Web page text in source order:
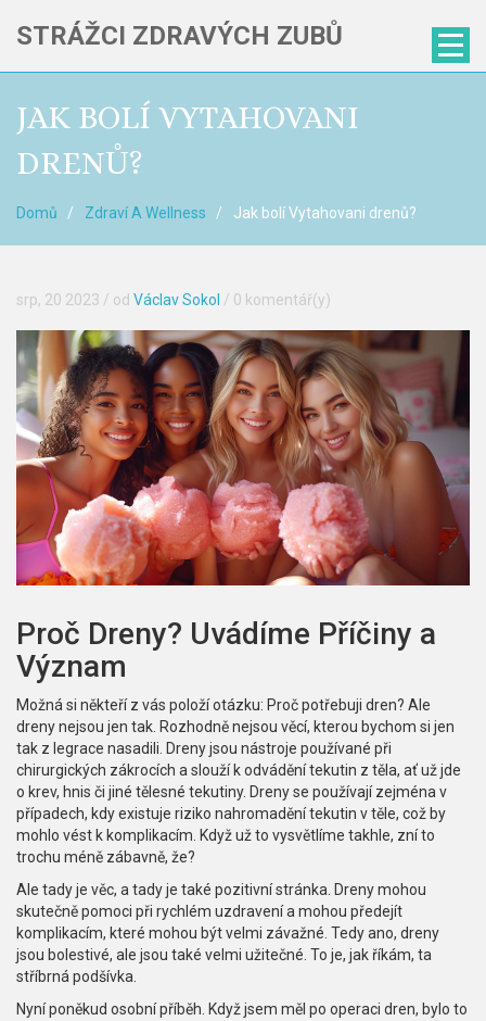
STRÁŽCI ZDRAVÝCH ZUBŮ
JAK BOLÍ VYTAHOVANI
DRENŮ?
Domů Zdraví A Wellness Jak bolí Vytahovani drenů?
srp, 20 2023 / od Václav Sokol / 0 komentář(y)
Proč Dreny? Uvádíme Příčiny a
Význam
Možná si někteří z vás položí otázku: Proč potřebuji dren? Ale
dreny nejsou jen tak. Rozhodně nejsou věcí, kterou bychom si jen
tak z legrace nasadili. Dreny jsou nástroje používané při
chirurgických zákrocích a slouží k odvádění tekutin z těla, ať už jde
o krev, hnis či jiné tělesné tekutiny. Dreny se používají zejména v
případech, kdy existuje riziko nahromadění tekutin v těle, což by
mohlo vést k komplikacím. Když už to vysvětlíme takhle, zní to
trochu méně zábavně, že?
Ale tady je věc, a tady je také pozitivní stránka. Dreny mohou
skutečně pomoci při rychlém uzdravení a mohou předejít
komplikacím, které mohou být velmi závažné. Tedy ano, dreny
jsou bolestivé, ale jsou také velmi užitečné. To je, jak říkám, ta
stříbrná podšívka.
Nyní poněkud osobní příběh. Když jsem měl po operaci dren, bylo to